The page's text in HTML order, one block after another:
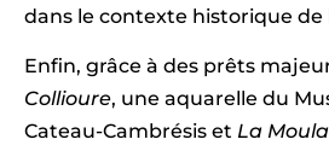
dans le contexte historique de
Enfin, grâce à des prêts
Collioure, une aquarelle du
Cateau-Cambrésis et La